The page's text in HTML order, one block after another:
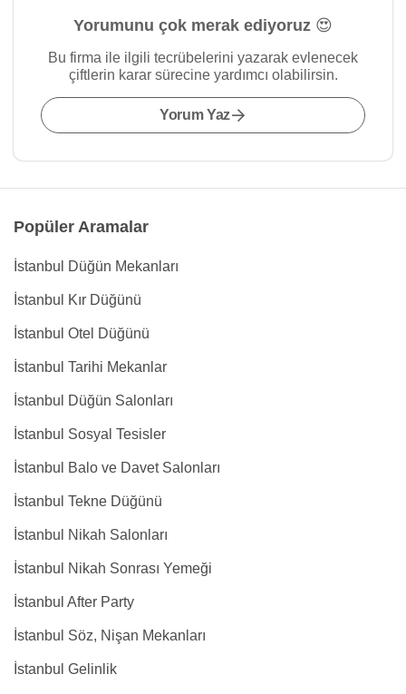
Yorumunu çok merak ediyoruz 😍
Bu firma ile ilgili tecrübelerini yazarak evlenecek
çiftlerin karar sürecine yardımcı olabilirsin.
Yorum Yaz
Popüler Aramalar
İstanbul Düğün Mekanları
İstanbul Kır Düğünü
İstanbul Otel Düğünü
İstanbul Tarihi Mekanlar
İstanbul Düğün Salonları
İstanbul Sosyal Tesisler
İstanbul Balo ve Davet Salonları
İstanbul Tekne Düğünü
İstanbul Nikah Salonları
İstanbul Nikah Sonrası Yemeği
İstanbul After Party
İstanbul Söz, Nişan Mekanları
İstanbul Gelinlik